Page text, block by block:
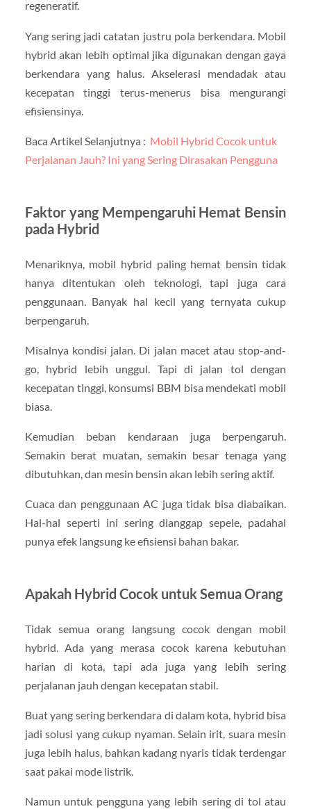
regeneratif.
Yang sering jadi catatan justru pola berkendara. Mobil
hybrid akan lebih optimal jika digunakan dengan gaya
berkendara yang halus. Akselerasi mendadak atau
kecepatan tinggi terus-menerus bisa mengurangi
efisiensinya.
Baca Artikel Selanjutnya : Mobil Hybrid Cocok untuk
Perjalanan Jauh? Ini yang Sering Dirasakan Pengguna
Faktor yang Mempengaruhi Hemat Bensin
pada Hybrid
Menariknya, mobil hybrid paling hemat bensin tidak
hanya ditentukan oleh teknologi, tapi juga cara
penggunaan. Banyak hal kecil yang ternyata cukup
berpengaruh.
Misalnya kondisi jalan. Di jalan macet atau stop-and-
go, hybrid lebih unggul. Tapi di jalan tol dengan
kecepatan tinggi, konsumsi BBM bisa mendekati mobil
biasa.
Kemudian beban kendaraan juga berpengaruh.
Semakin berat muatan, semakin besar tenaga yang
dibutuhkan, dan mesin bensin akan lebih sering aktif.
Cuaca dan penggunaan AC juga tidak bisa diabaikan.
Hal-hal seperti ini sering dianggap sepele, padahal
punya efek langsung ke efisiensi bahan bakar.
Apakah Hybrid Cocok untuk Semua Orang
Tidak semua orang langsung cocok dengan mobil
hybrid. Ada yang merasa cocok karena kebutuhan
harian di kota, tapi ada juga yang lebih sering
perjalanan jauh dengan kecepatan stabil.
Buat yang sering berkendara di dalam kota, hybrid bisa
jadi solusi yang cukup nyaman. Selain irit, suara mesin
juga lebih halus, bahkan kadang nyaris tidak terdengar
saat pakai mode listrik.
Namun untuk pengguna yang lebih sering di tol atau